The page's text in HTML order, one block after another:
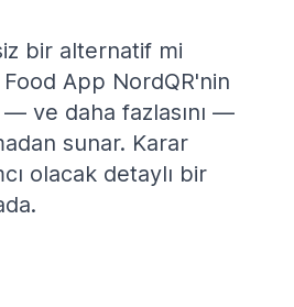
bir alternatif mi
App NordQR'nin
ve daha fazlasını —
sunar. Karar
olacak detaylı bir